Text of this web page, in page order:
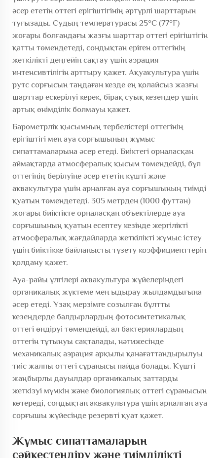
әсер ететін оттегі ерігіштігінің әртүрлі шарттарын
туғызады. Судың температурасы 25°C (77°F)
жоғары болғандағы жазғы шарттар оттегі ерігіштігін
қатты төмендетеді, сондықтан еріген оттегінің
жеткілікті деңгейін сақтау үшін аэрация
интенсивтілігін арттыру қажет. Ақуакультура үшін
рутс сорғысын таңдаған кезде ең қолайсыз жазғы
шарттар ескерілуі керек, бірақ суық кезеңдер үшін
артық өнімділік болмауы қажет.
Барометрлік қысымның тербелістері оттегінің
ерігіштігі мен ауа сорғышының жұмыс
сипаттамаларына әсер етеді. Биіктегі орналасқан
аймақтарда атмосфералық қысым төмендейді, бұл
оттегінің берілуіне әсер ететін күшті және
аквакультура үшін арналған ауа сорғышының тиімді
қуатын төмендетеді. 305 метрден (1000 футтан)
жоғары биіктікте орналасқан объектілерде ауа
сорғышының қуатын есептеу кезінде жергілікті
атмосфералық жағдайларда жеткілікті жұмыс істеу
үшін биіктікке байланысты түзету коэффициенттерін
қолдану қажет.
Ауа-райы үлгілері аквакультура жүйелеріндегі
органикалық жүктеме мен ыдырау жылдамдығына
әсер етеді. Ұзақ мерзімге созылған бұлтты
кезеңдерде балдырлардың фотосинтетикалық
оттегі өндіруі төмендейді, ал бактериялардың
оттегін тұтынуы сақталады, нәтижесінде
механикалық аэрация арқылы қанағаттандырылуы
тиіс жалпы оттегі сұранысы пайда болады. Күшті
жаңбырлы дауылдар органикалық заттарды
жеткізуі мүмкін және биологиялық оттегі сұранысын
көтереді, сондықтан аквакультура үшін арналған ауа
сорғышы жүйесінде резервті қуат қажет.
Жұмыс сипаттамаларын
сәйкестендіру және тиімділікті